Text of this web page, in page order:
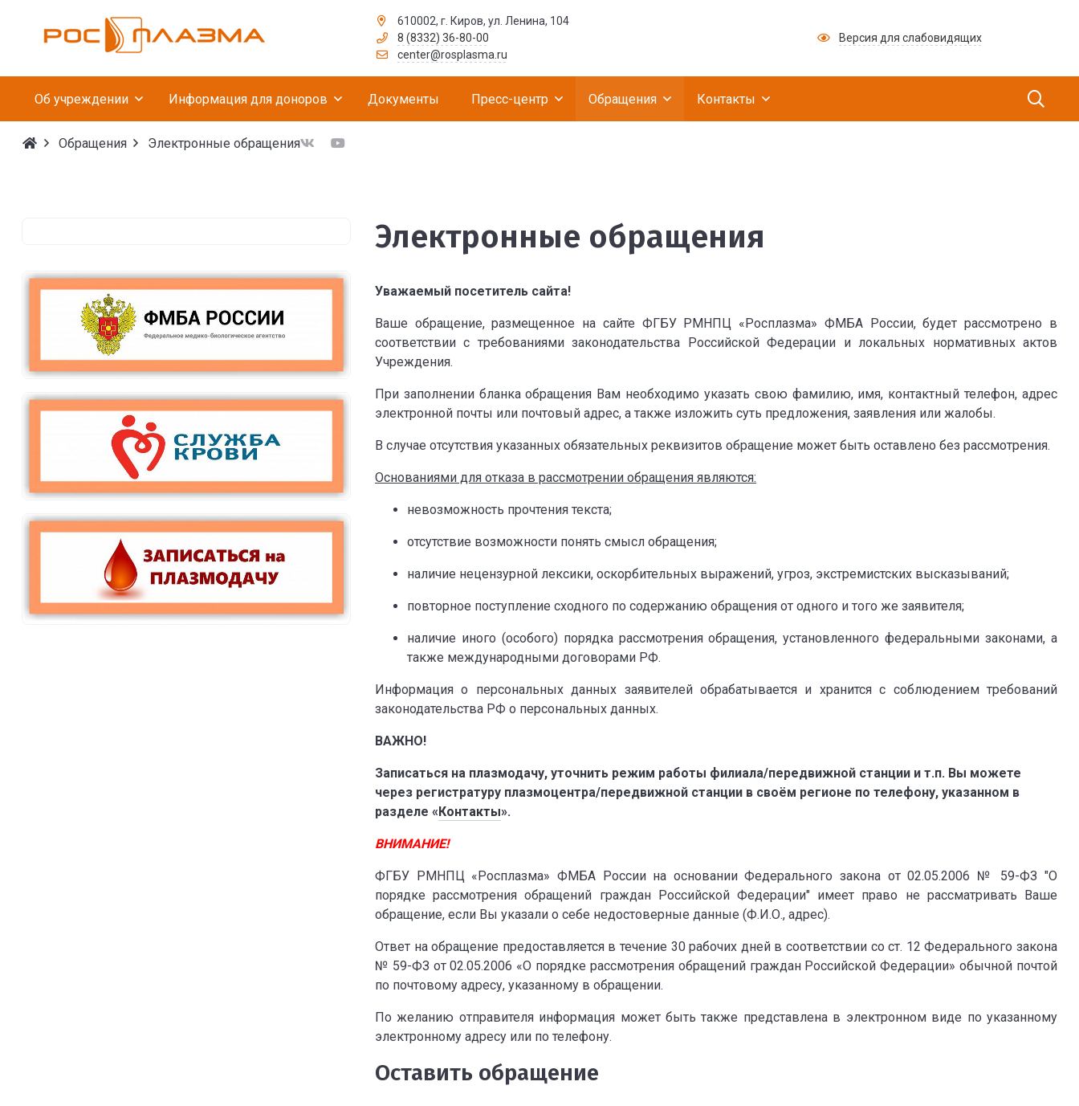
Федеральное государственное бюджетное учреждение «Российский медицинский научно-производственный
610002, г. Киров, ул. Ленина, 104
8 (8332) 36-80-00
center@rosplasma.ru
Версия для слабовидящих
Об учреждении Информация для доноров Документы Пресс-центр Обращения Контакты
Обращения Электронные обращения
Электронные обращения
Уважаемый посетитель сайта!
Ваше обращение, размещенное на сайте ФГБУ РМНПЦ «Росплазма» ФМБА России, будет рассмотрено в
соответствии с требованиями законодательства Российской Федерации и локальных нормативных актов
Учреждения.
При заполнении бланка обращения Вам необходимо указать свою фамилию, имя, контактный телефон, адрес
электронной почты или почтовый адрес, а также изложить суть предложения, заявления или жалобы.
В случае отсутствия указанных обязательных реквизитов обращение может быть оставлено без рассмотрения.
Основаниями для отказа в рассмотрении обращения являются:
невозможность прочтения текста;
отсутствие возможности понять смысл обращения;
наличие нецензурной лексики, оскорбительных выражений, угроз, экстремистских высказываний;
повторное поступление сходного по содержанию обращения от одного и того же заявителя;
наличие иного (особого) порядка рассмотрения обращения, установленного федеральными законами, а
также международными договорами РФ.
Информация о персональных данных заявителей обрабатывается и хранится с соблюдением требований
законодательства РФ о персональных данных.
ВАЖНО!
Записаться на плазмодачу, уточнить режим работы филиала/передвижной станции и т.п. Вы можете
через регистратуру плазмоцентра/передвижной станции в своём регионе по телефону, указанном в
разделе «Контакты».
ВНИМАНИЕ!
ФГБУ РМНПЦ «Росплазма» ФМБА России на основании Федерального закона от 02.05.2006 № 59-ФЗ "О
порядке рассмотрения обращений граждан Российской Федерации" имеет право не рассматривать Ваше
обращение, если Вы указали о себе недостоверные данные (Ф.И.О., адрес).
Ответ на обращение предоставляется в течение 30 рабочих дней в соответствии со ст. 12 Федерального закона
№ 59-ФЗ от 02.05.2006 «О порядке рассмотрения обращений граждан Российской Федерации» обычной почтой
по почтовому адресу, указанному в обращении.
По желанию отправителя информация может быть также представлена в электронном виде по указанному
электронному адресу или по телефону.
Оставить обращение